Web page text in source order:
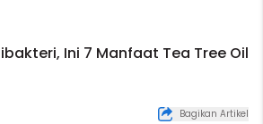
Ini 7 Manfaat Tea Tree Oil
Bagikan Artikel